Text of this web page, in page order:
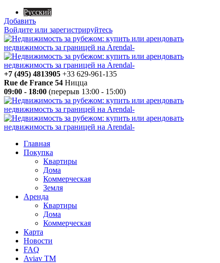
Русский
Добавить
Войдите или зарегистрируйтесь
+7 (495) 4813905 +33 629-961-135
Rue de France 54 Ницца
09:00 - 18:00 (перерыв 13:00 - 15:00)
Главная
Покупка
Квартиры
Дома
Коммерческая
Земля
Аренда
Квартиры
Дома
Коммерческая
Карта
Новости
FAQ
Aviav TM